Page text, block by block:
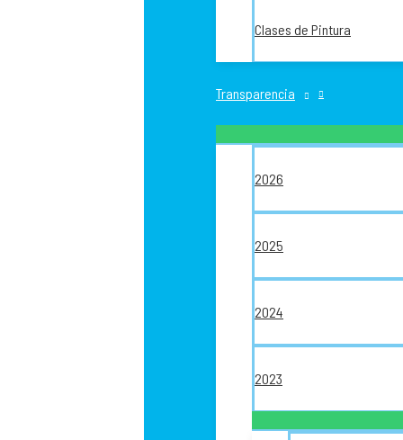
Clases de Pintura
Transparencia
2026
2025
2024
2023